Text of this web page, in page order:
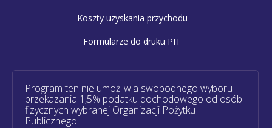
Koszty uzyskania przychodu
Formularze do druku PIT
Program ten nie umożliwia swobodnego wyboru i
przekazania 1,5% podatku dochodowego od osób
fizycznych wybranej Organizacji Pożytku
Publicznego.